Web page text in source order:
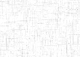
ENIEG Public
ENIEG Public